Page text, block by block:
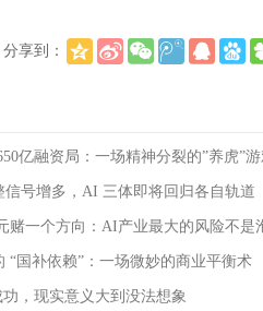
分享到：
亿融资局：一场精神分裂的”养虎”
信号增多，AI 三体即将回归各自轨道
赌一个方向：AI产业最大的风险不是
“国补依赖”：一场微妙的商业平衡术
，现实意义大到没法想象